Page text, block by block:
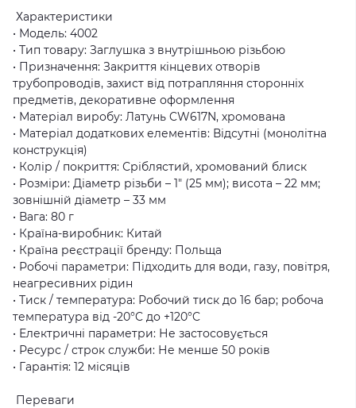
Характеристики
• Модель: 4002
• Тип товару: Заглушка з внутрішньою різьбою
• Призначення: Закриття кінцевих отворів
трубопроводів, захист від потрапляння сторонніх
предметів, декоративне оформлення
• Матеріал виробу: Латунь CW617N, хромована
• Матеріал додаткових елементів: Відсутні (монолітна
конструкція)
• Колір / покриття: Сріблястий, хромований блиск
• Розміри: Діаметр різьби – 1″ (25 мм); висота – 22 мм;
зовнішній діаметр – 33 мм
• Вага: 80 г
• Країна-виробник: Китай
• Країна реєстрації бренду: Польща
• Робочі параметри: Підходить для води, газу, повітря,
неагресивних рідин
• Тиск / температура: Робочий тиск до 16 бар; робоча
температура від -20°C до +120°C
• Електричні параметри: Не застосовується
• Ресурс / строк служби: Не менше 50 років
• Гарантія: 12 місяців
Переваги